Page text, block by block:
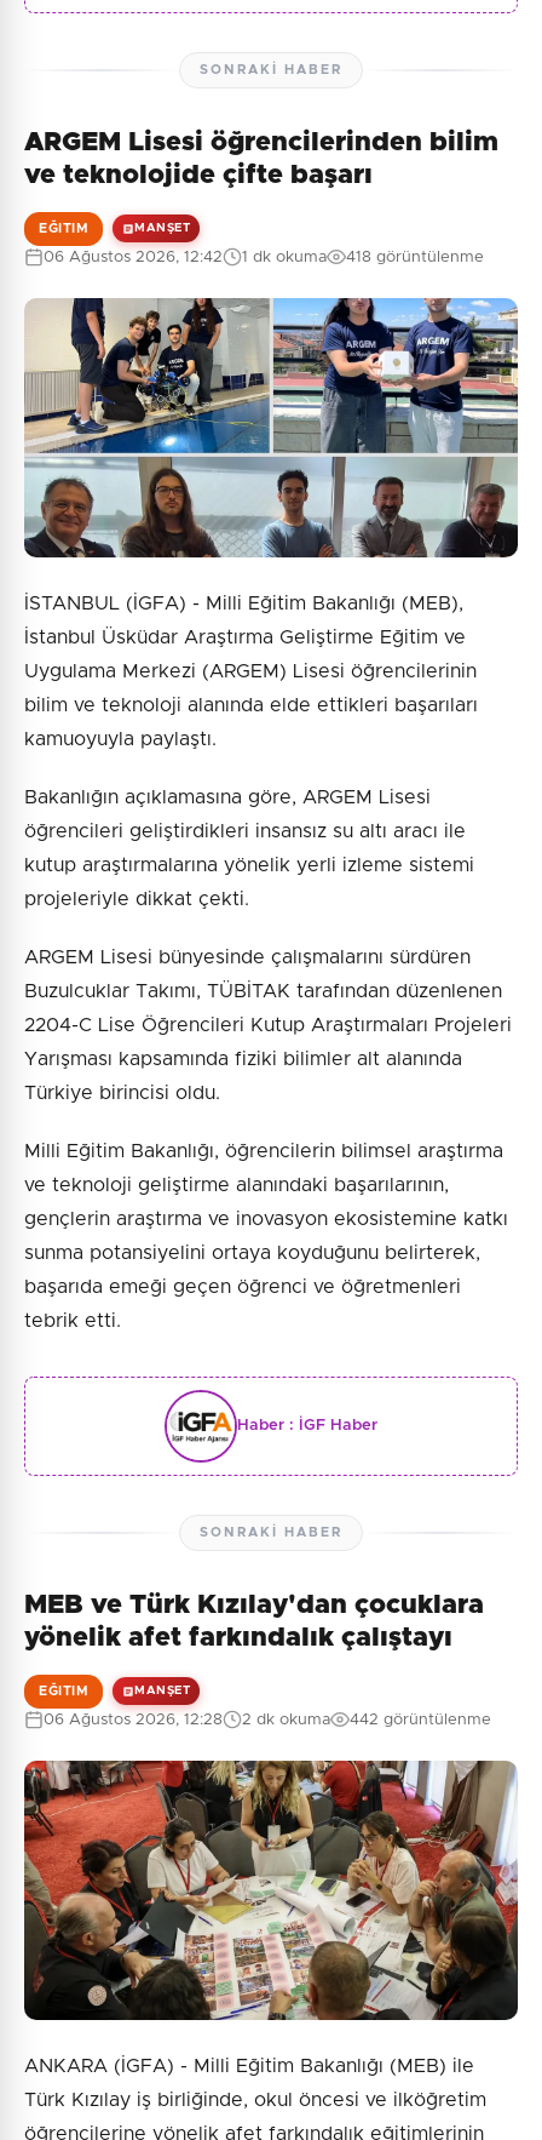
SONRAKI HABER
ARGEM Lisesi öğrencilerinden bilim
ve teknolojide çifte başarı
EĞITIM MANŞET
06 Ağustos 2026, 12:42 1 dk okuma 418 görüntülenme
İSTANBUL (İGFA) - Milli Eğitim Bakanlığı (MEB),
İstanbul Üsküdar Araştırma Geliştirme Eğitim ve
Uygulama Merkezi (ARGEM) Lisesi öğrencilerinin
bilim ve teknoloji alanında elde ettikleri başarıları
kamuoyuyla paylaştı.
Bakanlığın açıklamasına göre, ARGEM Lisesi
öğrencileri geliştirdikleri insansız su altı aracı ile
kutup araştırmalarına yönelik yerli izleme sistemi
projeleriyle dikkat çekti.
ARGEM Lisesi bünyesinde çalışmalarını sürdüren
Buzulcuklar Takımı, TÜBİTAK tarafından düzenlenen
2204-C Lise Öğrencileri Kutup Araştırmaları Projeleri
Yarışması kapsamında fiziki bilimler alt alanında
Türkiye birincisi oldu.
Milli Eğitim Bakanlığı, öğrencilerin bilimsel araştırma
ve teknoloji geliştirme alanındaki başarılarının,
gençlerin araştırma ve inovasyon ekosistemine katkı
sunma potansiyelini ortaya koyduğunu belirterek,
başarıda emeği geçen öğrenci ve öğretmenleri
tebrik etti.
Haber : İGF Haber
SONRAKI HABER
MEB ve Türk Kızılay'dan çocuklara
yönelik afet farkındalık çalıştayı
EĞITIM MANŞET
06 Ağustos 2026, 12:28 2 dk okuma 442 görüntülenme
ANKARA (İGFA) - Milli Eğitim Bakanlığı (MEB) ile
Türk Kızılay iş birliğinde, okul öncesi ve ilköğretim
öğrencilerine yönelik afet farkındalık eğitimlerinin